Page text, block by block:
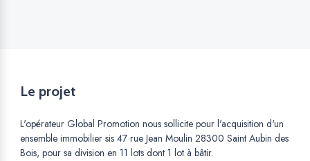
Le projet
L'opérateur Global Promotion nous sollicite pour l'acquisition d'un
ensemble immobilier sis 47 rue Jean Moulin 28300 Saint Aubin des
Bois, pour sa division en 11 lots dont 1 lot à bâtir.